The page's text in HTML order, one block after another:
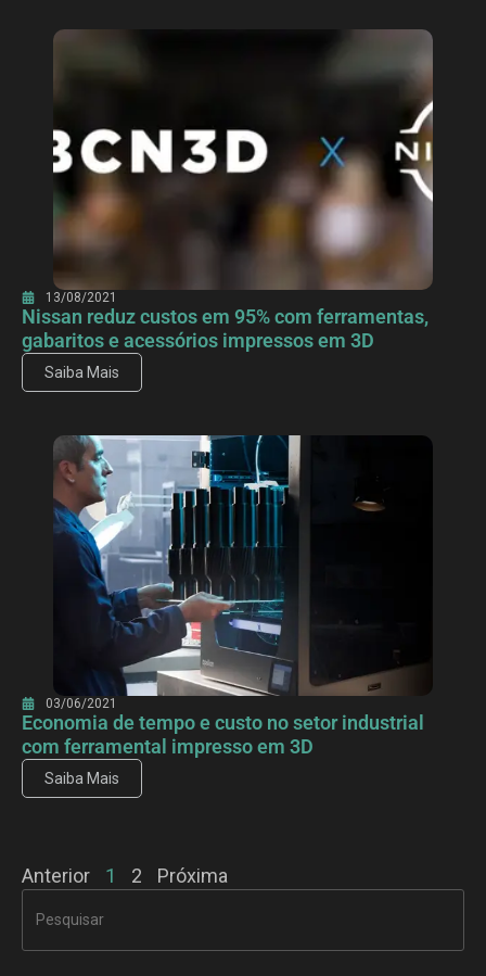
13/08/2021
Nissan reduz custos em 95% com ferramentas,
gabaritos e acessórios impressos em 3D
Saiba Mais
03/06/2021
Economia de tempo e custo no setor industrial
com ferramental impresso em 3D
Saiba Mais
Anterior 1 2 Próxima